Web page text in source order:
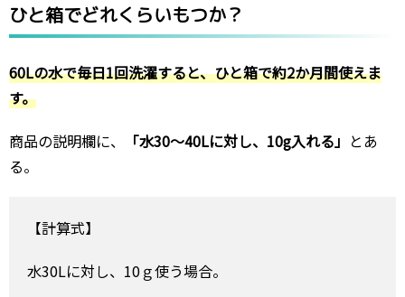
ひと箱でどれくらいもつか？
60Lの水で毎日1回洗濯すると、ひと箱で約2か月間使えま
す。
商品の説明欄に、
「水30～40Lに対し、10g入れる」 とあ
る。
【計算式】
水30Lに対し、10ｇ使う場合。